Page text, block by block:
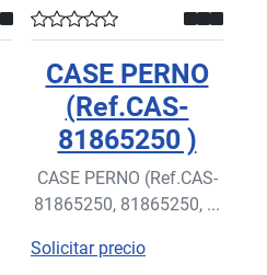
CASE PERNO
(Ref.CAS-
81865250 )
CASE PERNO (Ref.CAS-
81865250, 81865250, ...
Solicitar precio